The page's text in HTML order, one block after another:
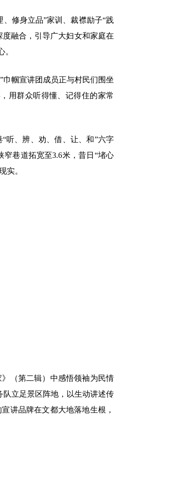
修身立品”家训、裁襟励子“践
融合，引导广大妇女和家庭在
帼宣讲团成员正与村民们围坐
用群众听得懂、记得住的家常
、辨、劝、借、让、和”六字
巷道拓宽至3.6米，昔日“堵心
现实。
（第二辑）中感悟领袖为民情
队立足景区阵地，以生动讲述传
讲品牌在文都大地落地生根，